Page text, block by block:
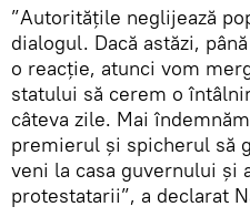
”Autoritățile neglijează
dialogul. Dacă astăzi,
o reacție, atunci vom
statului să cerem o
câteva zile. Mai
premierul și spicherul să
veni la casa guvernului şi
protestatarii”, a declarat